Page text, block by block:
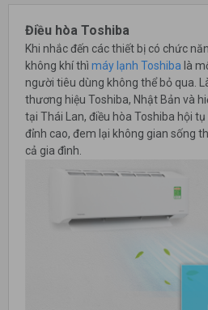
Điều hòa Toshiba
Khi nhắc đến các thiết bị có chức
không khí thì máy lạnh Toshiba là
người tiêu dùng không thể bỏ qua.
thương hiệu Toshiba, Nhật Bản và
tại Thái Lan, điều hòa Toshiba hội
đỉnh cao, đem lại không gian sống
cả gia đình.